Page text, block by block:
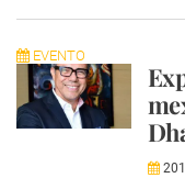
EVENTO